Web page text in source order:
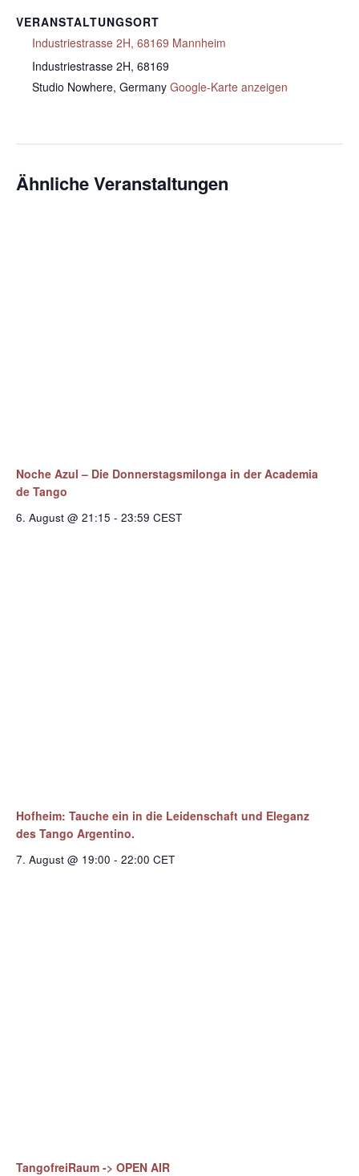
VERANSTALTUNGSORT
Industriestrasse 2H, 68169 Mannheim
Industriestrasse 2H, 68169
Studio Nowhere, Germany Google-Karte anzeigen
Ähnliche Veranstaltungen
Noche Azul – Die Donnerstagsmilonga in der Academia
de Tango
6. August @ 21:15 - 23:59 CEST
Hofheim: Tauche ein in die Leidenschaft und Eleganz
des Tango Argentino.
7. August @ 19:00 - 22:00 CET
TangofreiRaum -> OPEN AIR